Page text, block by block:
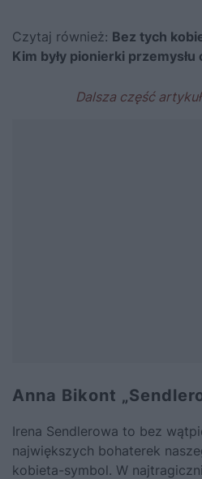
Czytaj również: Bez tych
Kim były pionierki
Anna Bikont
Irena Sendlerowa to bez
największych bohaterek
kobieta-symbol. W